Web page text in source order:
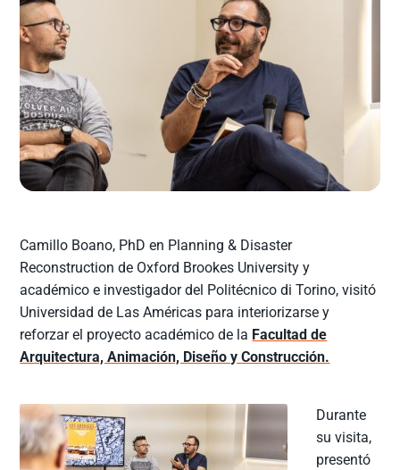
Camillo Boano, PhD en Planning & Disaster
Reconstruction de Oxford Brookes University y
académico e investigador del Politécnico di Torino, visitó
Universidad de Las Américas para interiorizarse y
reforzar el proyecto académico de la Facultad de
Arquitectura, Animación, Diseño y Construcción.
Durante
su visita,
presentó